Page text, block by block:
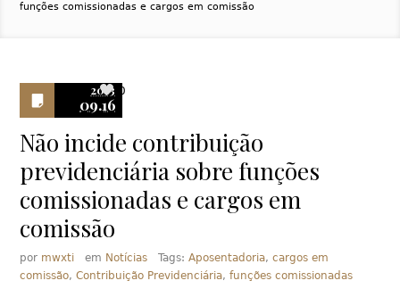
funções comissionadas e cargos em comissão
2013
09.16
0
Não incide contribuição
previdenciária sobre funções
comissionadas e cargos em
comissão
por mwxti em Notícias Tags:Aposentadoria,cargos em
comissão,Contribuição Previdenciária,funções comissionadas